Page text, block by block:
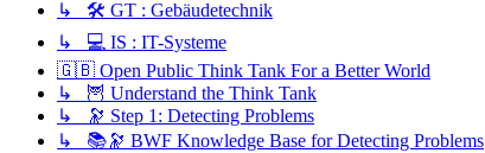
↳ 🛠️ GT : Gebäudetechnik
↳ 💻 IS : IT-Systeme
🇬🇧 Open Public Think Tank For a Better World
↳ 🦉 Understand the Think Tank
↳ 🔭 Step 1: Detecting Problems
↳ 📚🔭 BWF Knowledge Base for Detecting Problems